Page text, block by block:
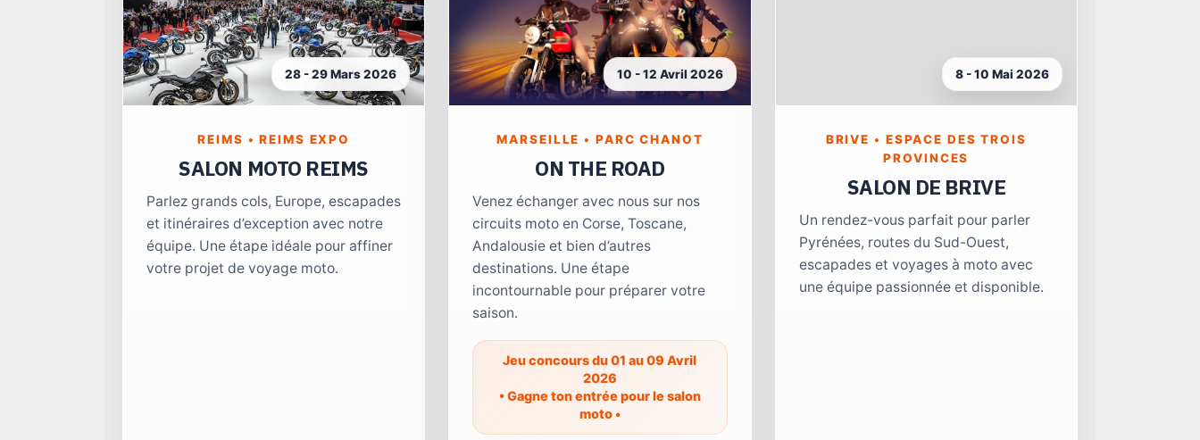
28 - 29 Mars 2026
REIMS • REIMS EXPO
SALON MOTO REIMS
Parlez grands cols, Europe, escapades
et itinéraires d’exception avec notre
équipe. Une étape idéale pour affiner
votre projet de voyage moto.
10 - 12 Avril 2026
MARSEILLE • PARC CHANOT
ON THE ROAD
Venez échanger avec nous sur nos
circuits moto en Corse, Toscane,
Andalousie et bien d’autres
destinations. Une étape
incontournable pour préparer votre
saison.
Jeu concours du 01 au 09 Avril
2026
• Gagne ton entrée pour le salon
moto •
8 - 10 Mai 2026
BRIVE • ESPACE DES TROIS
PROVINCES
SALON DE BRIVE
Un rendez-vous parfait pour parler
Pyrénées, routes du Sud-Ouest,
escapades et voyages à moto avec
une équipe passionnée et disponible.